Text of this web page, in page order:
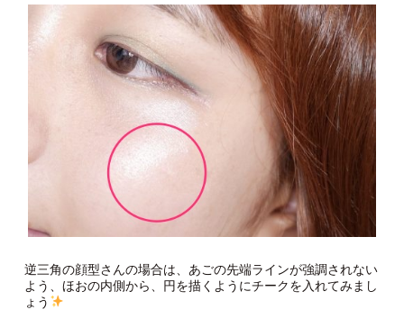
逆三角の顔型さんの場合は、あごの先端ラインが強調されない
よう、ほおの内側から、円を描くようにチークを入れてみまし
ょう